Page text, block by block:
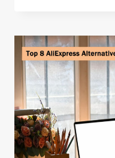
(2026
GUIDE)